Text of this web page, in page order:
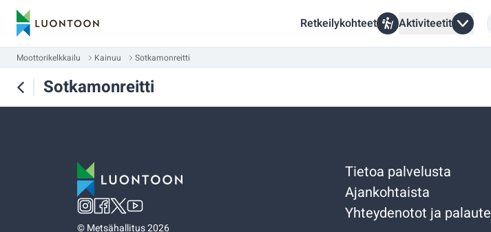
Retkeilykohteet Aktiviteetit
Moottorikelkkailu Kainuu Sotkamonreitti
Sotkamonreitti
©Metsähallitus 2026
Tietoa palvelusta
Ajankohtaista
Yhteydenotot ja palaute